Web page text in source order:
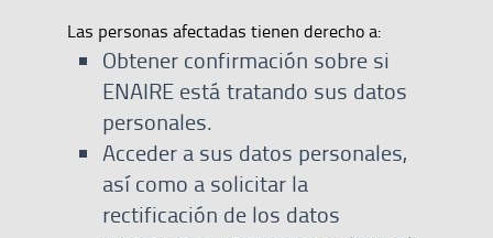
Las personas afectadas tienen derecho a:
Obtener confirmación sobre si
ENAIRE está tratando sus datos
personales.
Acceder a sus datos personales,
así como a solicitar la
rectificación de los datos